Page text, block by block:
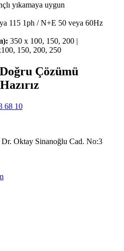
yıkamaya uygun
115 1ph / N+E 50 veya 60Hz
350 x 100, 150, 200 |
150, 200, 250
Çözümü
68 10
Oktay Sinanoğlu Cad. No:3